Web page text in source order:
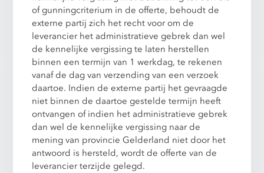
of gunningcriterium in de offerte, behoudt de
externe partij zich het recht voor om de
leverancier het administratieve gebrek dan wel
de kennelijke vergissing te laten herstellen
binnen een termijn van 1 werkdag, te rekenen
vanaf de dag van verzending van een verzoek
daartoe. Indien de externe partij het gevraagde
niet binnen de daartoe gestelde termijn heeft
ontvangen of indien het administratieve gebrek
dan wel de kennelijke vergissing naar de
mening van provincie Gelderland niet door het
antwoord is hersteld, wordt de offerte van de
leverancier terzijde gelegd.